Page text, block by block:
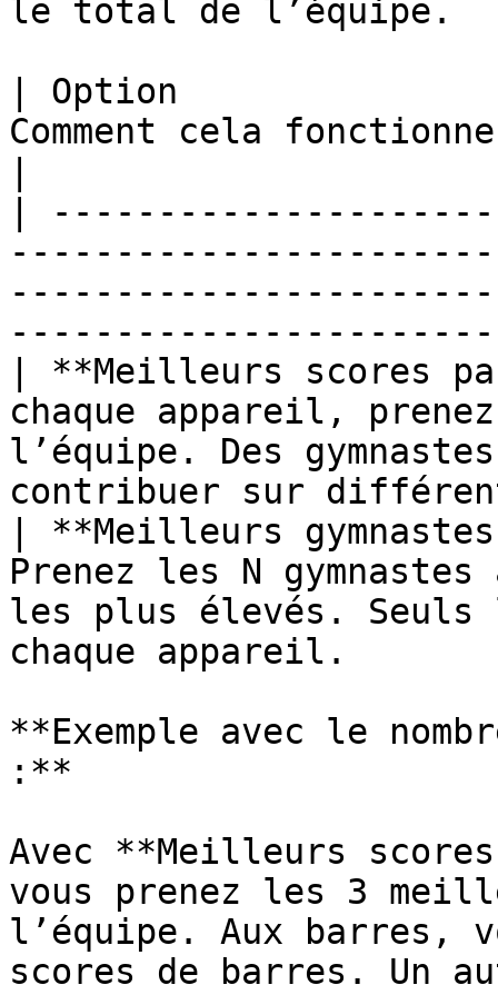
le total de l’équipe.
| Option
Comment cela fonctionne
|
| **Meilleurs scores
chaque appareil,
l’équipe. Des
contribuer sur
| **Meilleurs
Prenez les N
les plus élevés. Seuls
chaque appareil.
**Exemple avec le
:**
Avec **Meilleurs
vous prenez les 3
l’équipe. Aux barres,
scores de barres. Un